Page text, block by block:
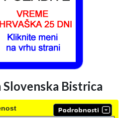
Bistrica